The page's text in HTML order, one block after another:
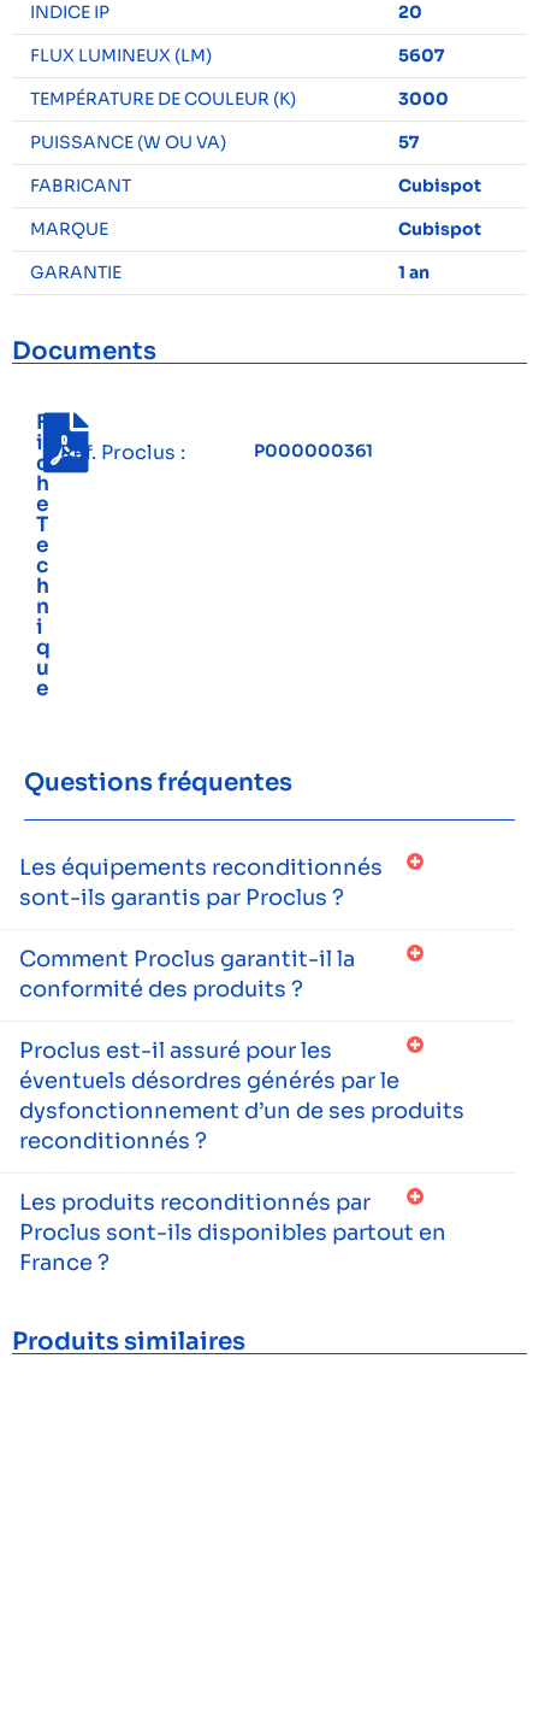
INDICE IP
20
FLUX LUMINEUX (LM)
5607
TEMPÉRATURE DE COULEUR (K)
3000
PUISSANCE (W OU VA)
57
FABRICANT
Cubispot
MARQUE
Cubispot
GARANTIE
1 an
Documents
F
i
c
h
e
T
e
c
h
n
i
q
u
e
Réf. Proclus : P000000361
Questions fréquentes
Les équipements reconditionnés
sont-ils garantis par Proclus ?
Comment Proclus garantit-il la
conformité des produits ?
Proclus est-il assuré pour les
éventuels désordres générés par le
dysfonctionnement d’un de ses produits
reconditionnés ?
Les produits reconditionnés par
Proclus sont-ils disponibles partout en
France ?
Produits similaires